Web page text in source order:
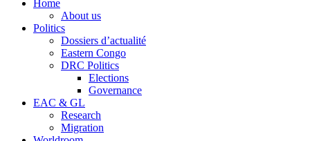
Home
About us
Politics
Dossiers d’actualité
Eastern Congo
DRC Politics
Elections
Governance
EAC & GL
Research
Migration